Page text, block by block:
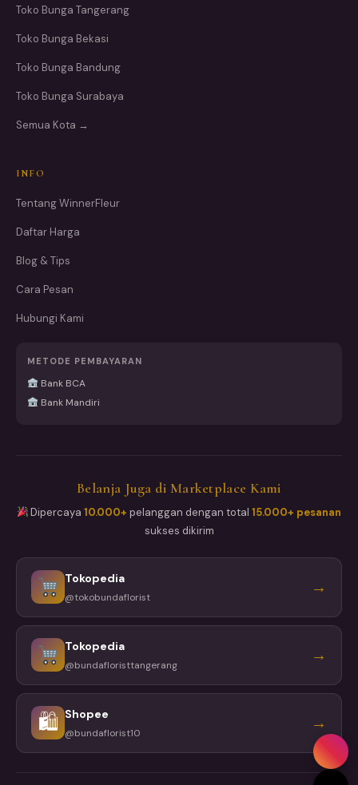
Toko Bunga Tangerang
Toko Bunga Bekasi
Toko Bunga Bandung
Toko Bunga Surabaya
Semua Kota →
INFO
Tentang WinnerFleur
Daftar Harga
Blog & Tips
Cara Pesan
Hubungi Kami
METODE PEMBAYARAN
Bank BCA
Bank Mandiri
Belanja Juga di Marketplace Kami
Dipercaya10.000+ pelanggan dengan total15.000+ pesanan
sukses dikirim
Tokopedia
@tokobundaflorist →
Tokopedia
@bundafloristtangerang →
🛍 Shopee
@bundaflorist10 →